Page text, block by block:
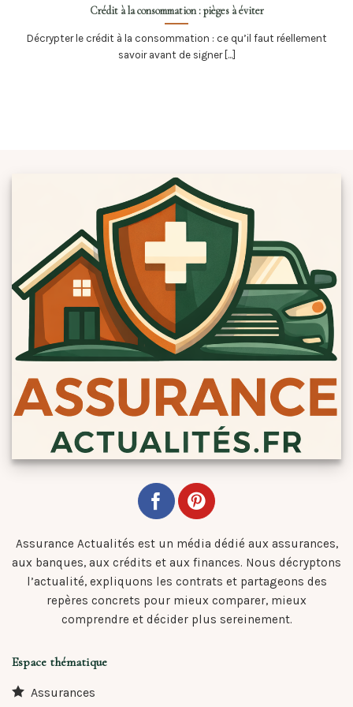
Crédit à la consommation : pièges à éviter
Décrypter le crédit à la consommation : ce qu’il faut réellement
savoir avant de signer [...]
Assurance Actualités est un média dédié aux assurances,
aux banques, aux crédits et aux finances. Nous décryptons
l’actualité, expliquons les contrats et partageons des
repères concrets pour mieux comparer, mieux
comprendre et décider plus sereinement.
Espace thématique
Assurances